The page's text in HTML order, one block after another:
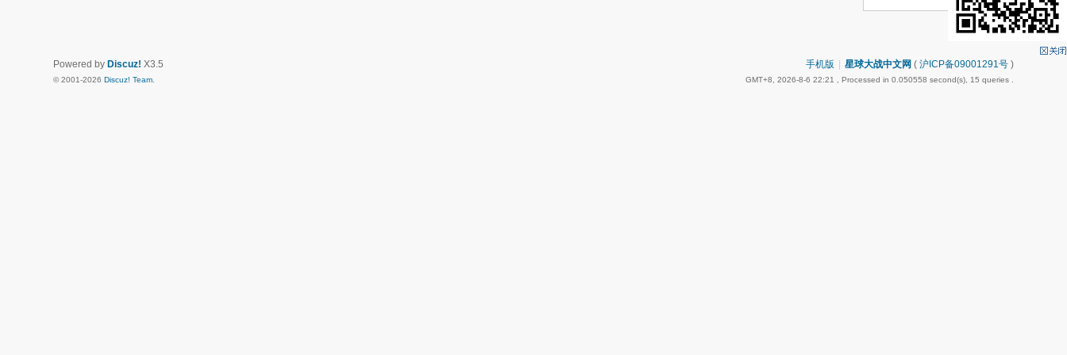
手机版 星球大战中文网 ( 沪ICP备09001291号 )
GMT+8, 2026-8-6 22:21 , Processed in 0.050558 second(s), 15 queries .
Powered by Discuz! X3.5
© 2001-2026 Discuz! Team